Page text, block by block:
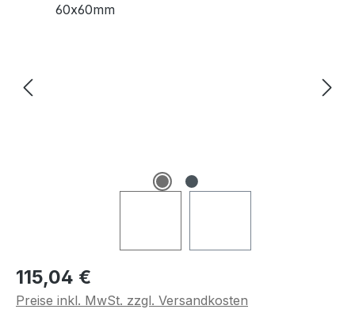
Regulärer Preis:
115,04 €
Preise inkl. MwSt. zzgl. Versandkosten